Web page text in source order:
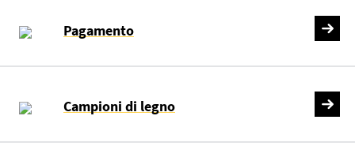
Pagamento
Campioni di legno